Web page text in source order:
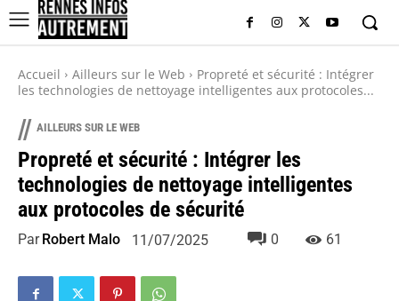
Accueil Ailleurs sur le Web
Propreté et sécurité : Intégrer
les technologies de nettoyage intelligentes aux protocoles...
// AILLEURS SUR LE WEB
Propreté et sécurité : Intégrer les
technologies de nettoyage intelligentes
aux protocoles de sécurité
Par Robert Malo 11/07/2025 0 61